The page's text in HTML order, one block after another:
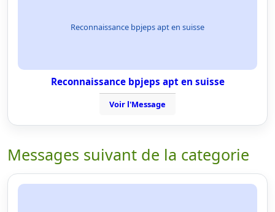
Reconnaissance bpjeps apt en suisse
Reconnaissance bpjeps apt en suisse
Voir l'Message
Messages suivant de la categorie